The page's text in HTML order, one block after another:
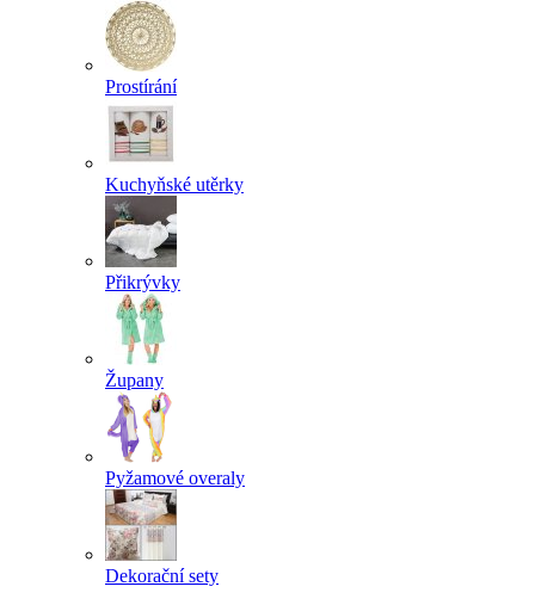
Prostírání
Kuchyňské utěrky
Přikrývky
Župany
Pyžamové overaly
Dekorační sety